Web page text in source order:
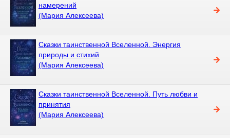
намерений
(Мария Алексеева)
Сказки таинственной Вселенной. Энергия
природы и стихий
(Мария Алексеева)
Сказки таинственной Вселенной. Путь любви и
принятия
(Мария Алексеева)